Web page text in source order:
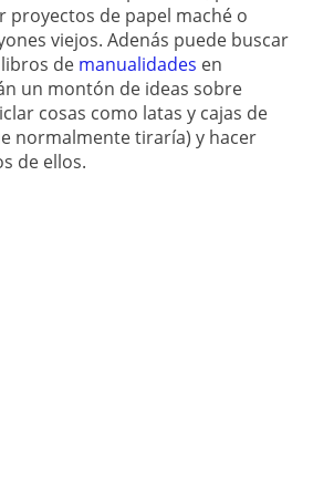
proyectos de papel maché o
viejos. Adenás puede buscar
de manualidades en
un montón de ideas sobre
cosas como latas y cajas de
normalmente tiraría) y hacer
de ellos.